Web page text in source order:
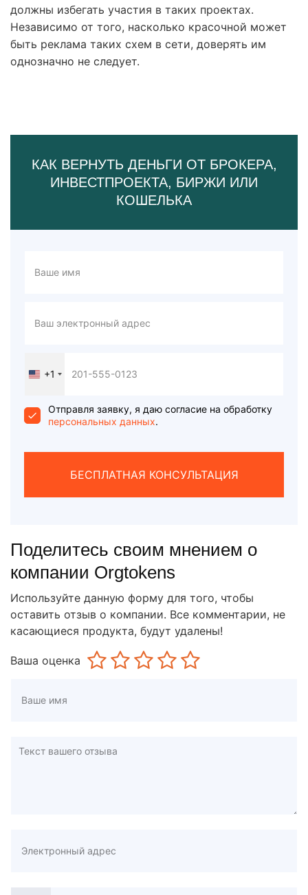
должны избегать участия в таких проектах.
Независимо от того, насколько красочной может
быть реклама таких схем в сети, доверять им
однозначно не следует.
КАК ВЕРНУТЬ ДЕНЬГИ ОТ БРОКЕРА,
ИНВЕСТПРОЕКТА, БИРЖИ ИЛИ
КОШЕЛЬКА
United
+1
+1
Отправля заявку, я даю согласие на обработку
персональных данных.
БЕСПЛАТНАЯ КОНСУЛЬТАЦИЯ
Поделитесь своим мнением о
компании Orgtokens
Используйте данную форму для того, чтобы
оставить отзыв о компании. Все комментарии, не
касающиеся продукта, будут удалены!
Ваша оценка